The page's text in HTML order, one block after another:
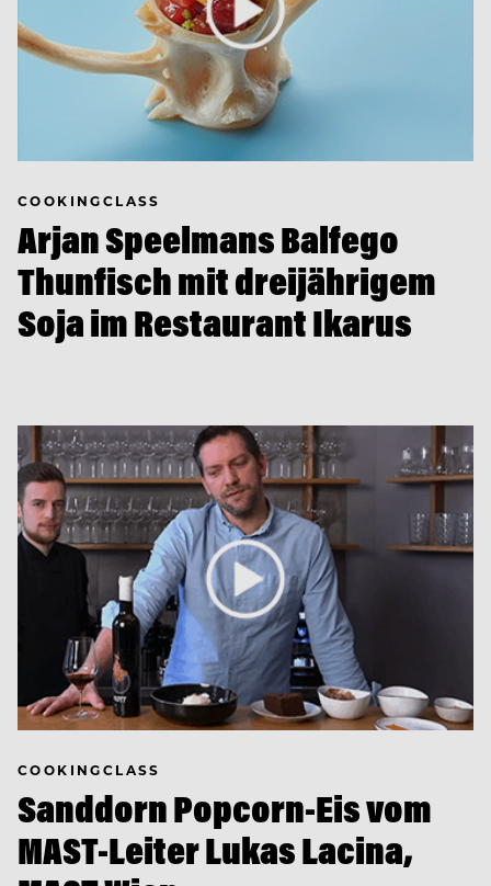
COOKINGCLASS
Arjan Speelmans Balfego
Thunfisch mit dreijährigem
Soja im Restaurant Ikarus
COOKINGCLASS
Sanddorn Popcorn-Eis vom
MAST-Leiter Lukas Lacina,